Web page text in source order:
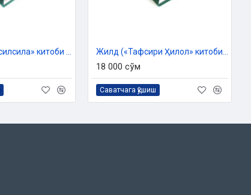
18 000 сўм
Саватчага қўшиш